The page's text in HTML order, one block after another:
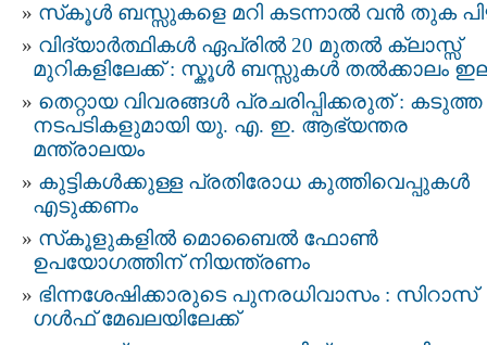
സ്‌കൂൾ ബസ്സുകളെ മറി കടന്നാൽ വൻ തുക
വിദ്യാർത്ഥികൾ ഏപ്രിൽ 20 മുതൽ ക്ലാസ്സ്‌
മുറികളിലേക്ക് : സ്കൂള്‍ ബസ്സുകള്‍ തല്‍ക്കാലം
തെറ്റായ വിവരങ്ങൾ പ്രചരിപ്പിക്കരുത് : കടുത്ത
നടപടികളുമായി യു. എ. ഇ. ആഭ്യന്തര
മന്ത്രാലയം
കുട്ടികൾക്കുള്ള പ്രതിരോധ കുത്തിവെപ്പുകൾ
എടുക്കണം
സ്‌കൂളുകളിൽ മൊബൈൽ ഫോൺ
ഉപയോഗത്തിന് നിയന്ത്രണം
ഭിന്നശേഷിക്കാരുടെ പുനരധിവാസം : സിറാസ്
ഗൾഫ് മേഖലയിലേക്ക്